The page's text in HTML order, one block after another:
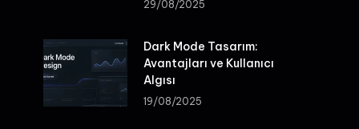
29/08/2025
Dark Mode Tasarım:
Avantajları ve Kullanıcı
Algısı
19/08/2025